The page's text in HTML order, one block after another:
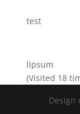
test
lipsum
(Visited 18
Design